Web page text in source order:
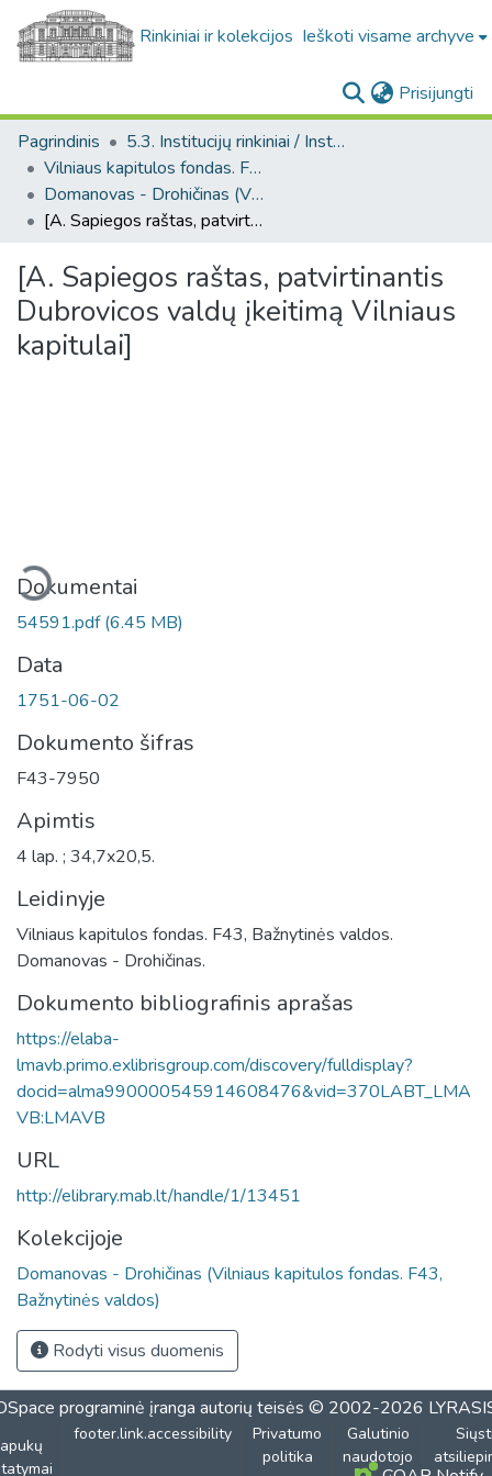
Rinkiniai ir kolekcijos Ieškoti visame archyve
Prisijungti
Pagrindinis
5.3. Institucijų rinkiniai / Institutional collections
Vilniaus kapitulos fondas. F43
Domanovas - Drohičinas (Vilniaus kapitulos fondas. F43, Bažnytinės valdos)
[A. Sapiegos raštas, patvirtinantis Dubrovicos valdų įkeitimą Vilniaus kapitulai]
[A. Sapiegos raštas, patvirtinantis
Dubrovicos valdų įkeitimą Vilniaus
kapitulai]
Dokumentai
54591.pdf(6.45 MB)
Data
1751-06-02
Dokumento šifras
F43-7950
Apimtis
4 lap. ; 34,7x20,5.
Leidinyje
Vilniaus kapitulos fondas. F43, Bažnytinės valdos.
Domanovas - Drohičinas.
Dokumento bibliografinis aprašas
https://elaba-
lmavb.primo.exlibrisgroup.com/discovery/fulldisplay?
docid=alma990000545914608476&vid=370LABT_LMA
VB:LMAVB
URL
http://elibrary.mab.lt/handle/1/13451
Kolekcijoje
Domanovas - Drohičinas (Vilniaus kapitulos fondas. F43,
Bažnytinės valdos)
Rodyti visus duomenis
programinė įranga autorių teisės © 2002-2026
footer.link.accessibility
Privatumo
politika
Galutinio
naudotojo